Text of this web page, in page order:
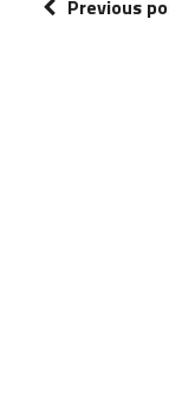
Previous